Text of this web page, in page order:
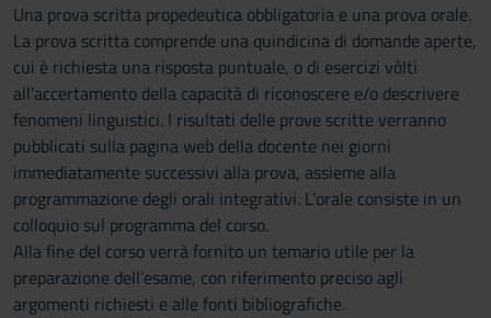
Una prova scritta propedeutica obbligatoria e una prova orale.
La prova scritta comprende una quindicina di domande aperte,
cui è richiesta una risposta puntuale, o di esercizi vòlti
all’accertamento della capacità di riconoscere e/o descrivere
fenomeni linguistici. I risultati delle prove scritte verranno
pubblicati sulla pagina web della docente nei giorni
immediatamente successivi alla prova, assieme alla
programmazione degli orali integrativi. L’orale consiste in un
colloquio sul programma del corso.
Alla fine del corso verrà fornito un temario utile per la
preparazione dell’esame, con riferimento preciso agli
argomenti richiesti e alle fonti bibliografiche.